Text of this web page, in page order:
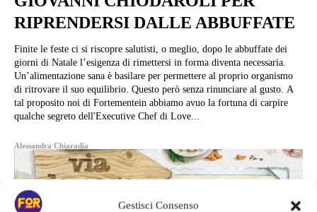
Gestisci Consenso
RIPRENDERSI DALLE ABBUFFATE
Finite le feste ci si riscopre salutisti, o meglio, dopo le abbuffate dei
giorni di Natale l’esigenza di rimettersi in forma diventa necessaria.
Un’alimentazione sana è basilare per permettere al proprio organismo
di ritrovare il suo equilibrio. Questo però senza rinunciare al gusto. A
tal proposito noi di Fortementein abbiamo avuo la fortuna di carpire
qualche segreto dell'Executive Chef di Love...
Alessandra Chiaradia